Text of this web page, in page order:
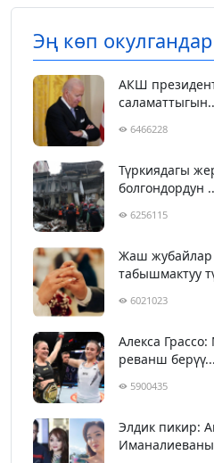
Эң көп окулгандар
АКШ
6466228
Түркиядагы
болгондордун
6256115
Жаш жубайлар
табышмактуу
6021023
Алекса
реванш берүү...
5900435
Элдик пикир: